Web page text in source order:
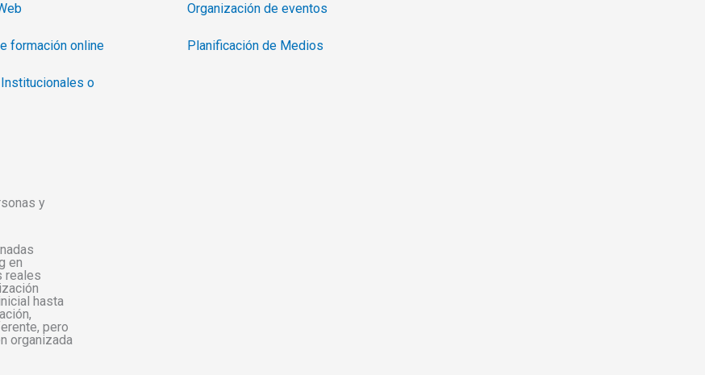
formación online
o
Organización de eventos
Planificación de Medios
que conectan empresas, instituciones y personas en Cantabria.
y
en
reales
hasta
pero
organizada